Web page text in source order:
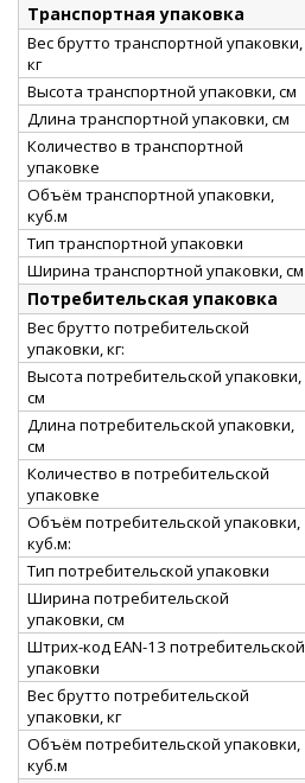
Транспортная упаковка
Вес брутто транспортной упаковки,
кг
Высота транспортной упаковки, см
Длина транспортной упаковки, см
Количество в транспортной
упаковке
Объём транспортной упаковки,
куб.м
Тип транспортной упаковки
Ширина транспортной упаковки, см
Потребительская упаковка
Вес брутто потребительской
упаковки, кг:
Высота потребительской упаковки,
см
Длина потребительской упаковки,
см
Количество в потребительской
упаковке
Объём потребительской упаковки,
куб.м:
Тип потребительской упаковки
Ширина потребительской
упаковки, см
Штрих-код EAN-13 потребительской
упаковки
Вес брутто потребительской
упаковки, кг
Объём потребительской упаковки,
куб.м